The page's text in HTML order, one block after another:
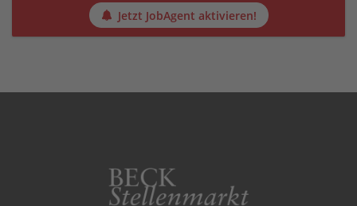
Jetzt JobAgent aktivieren!